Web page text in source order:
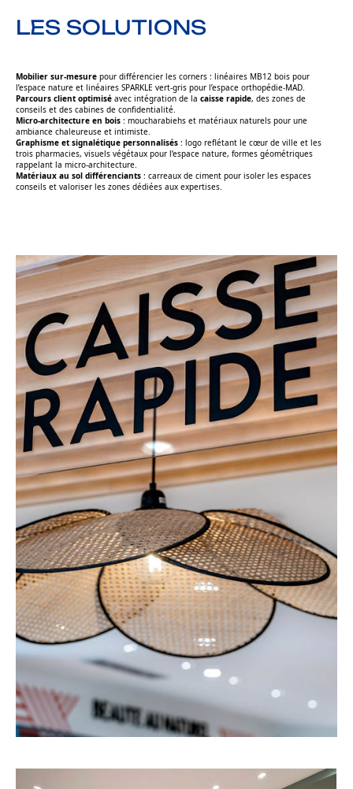
LES SOLUTIONS
Mobilier sur-mesure pour différencier les corners : linéaires MB12 bois pour
l’espace nature et linéaires SPARKLE vert-gris pour l’espace orthopédie-MAD.
Parcours client optimisé avec intégration de la caisse rapide, des zones de
conseils et des cabines de confidentialité.
Micro-architecture en bois : moucharabiehs et matériaux naturels pour une
ambiance chaleureuse et intimiste.
Graphisme et signalétique personnalisés : logo reflétant le cœur de ville et les
trois pharmacies, visuels végétaux pour l’espace nature, formes géométriques
rappelant la micro-architecture.
Matériaux au sol différenciants : carreaux de ciment pour isoler les espaces
conseils et valoriser les zones dédiées aux expertises.